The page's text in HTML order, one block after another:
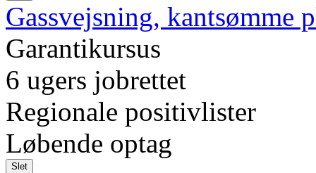
Gassvejsning, kantsømme
Garantikursus
6 ugers jobrettet
Regionale positivlister
Løbende optag
Slet